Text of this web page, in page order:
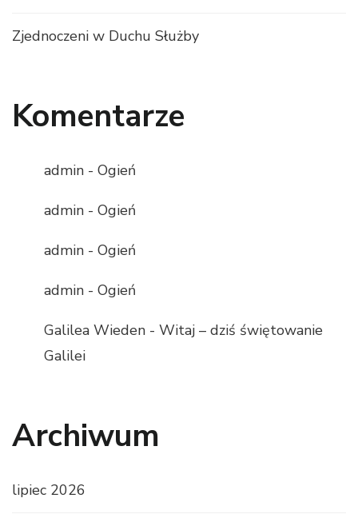
Zjednoczeni w Duchu Służby
Komentarze
admin - Ogień
admin - Ogień
admin - Ogień
admin - Ogień
Galilea Wieden - Witaj – dziś świętowanie
Galilei
Archiwum
lipiec 2026